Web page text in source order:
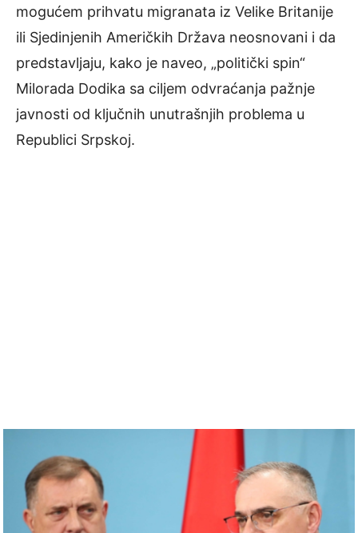
mogućem prihvatu migranata iz Velike Britanije
ili Sjedinjenih Američkih Država neosnovani i da
predstavljaju, kako je naveo, „politički spin“
Milorada Dodika sa ciljem odvraćanja pažnje
javnosti od ključnih unutrašnjih problema u
Republici Srpskoj.